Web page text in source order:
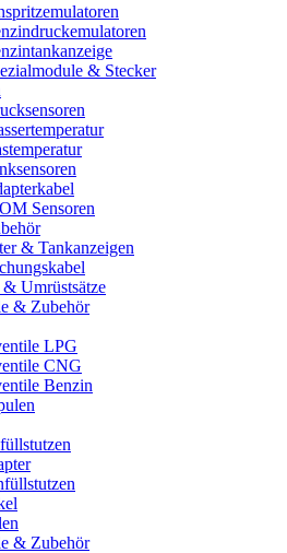
& Stecker
Sensoren
& Tankanzeigen
Umrüstsätze
& Zubehör
LPG
CNG
Benzin
& Zubehör